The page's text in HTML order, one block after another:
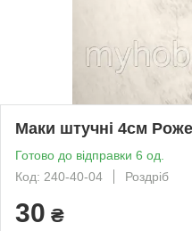
Маки штучні 4см
Готово до відправки 6 од.
Код: 240-40-04
Роздріб
30 ₴